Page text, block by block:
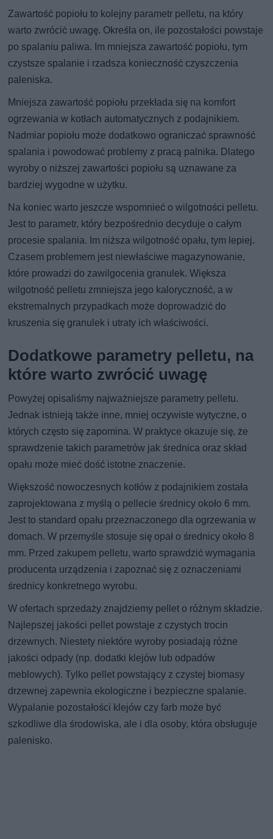
Zawartość popiołu to kolejny parametr pelletu, na który
warto zwrócić uwagę. Określa on, ile pozostałości powstaje
po spalaniu paliwa. Im mniejsza zawartość popiołu, tym
czystsze spalanie i rzadsza konieczność czyszczenia
paleniska.
Mniejsza zawartość popiołu przekłada się na komfort
ogrzewania w kotłach automatycznych z podajnikiem.
Nadmiar popiołu może dodatkowo ograniczać sprawność
spalania i powodować problemy z pracą palnika. Dlatego
wyroby o niższej zawartości popiołu są uznawane za
bardziej wygodne w użytku.
Na koniec warto jeszcze wspomnieć o wilgotności pelletu.
Jest to parametr, który bezpośrednio decyduje o całym
procesie spalania. Im niższa wilgotność opału, tym lepiej.
Czasem problemem jest niewłaściwe magazynowanie,
które prowadzi do zawilgocenia granulek. Większa
wilgotność pelletu zmniejsza jego kaloryczność, a w
ekstremalnych przypadkach może doprowadzić do
kruszenia się granulek i utraty ich właściwości.
Dodatkowe parametry pelletu, na
które warto zwrócić uwagę
Powyżej opisaliśmy najważniejsze parametry pelletu.
Jednak istnieją także inne, mniej oczywiste wytyczne, o
których często się zapomina. W praktyce okazuje się, że
sprawdzenie takich parametrów jak średnica oraz skład
opału może mieć dość istotne znaczenie.
Większość nowoczesnych kotłów z podajnikiem została
zaprojektowana z myślą o pellecie średnicy około 6 mm.
Jest to standard opału przeznaczonego dla ogrzewania w
domach. W przemyśle stosuje się opał o średnicy około 8
mm. Przed zakupem pelletu, warto sprawdzić wymagania
producenta urządzenia i zapoznać się z oznaczeniami
średnicy konkretnego wyrobu.
W ofertach sprzedaży znajdziemy pellet o różnym składzie.
Najlepszej jakości pellet powstaje z czystych trocin
drzewnych. Niestety niektóre wyroby posiadają różne
jakości odpady (np. dodatki klejów lub odpadów
meblowych). Tylko pellet powstający z czystej biomasy
drzewnej zapewnia ekologiczne i bezpieczne spalanie.
Wypalanie pozostałości klejów czy farb może być
szkodliwe dla środowiska, ale i dla osoby, która obsługuje
palenisko.